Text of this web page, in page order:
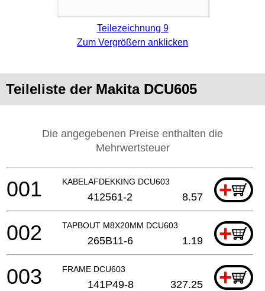
Teilezeichnung 9
Zum Vergrößern anklicken
Teileliste der Makita DCU605
Die angegebenen Preise enthalten die
Mehrwertsteuer
KABELAFDEKKING DCU603 +
001 412561-2 8.57
TAPBOUT M8X20MM DCU603 +
002 265B11-6 1.19
FRAME DCU603 +
003 141P49-8 327.25